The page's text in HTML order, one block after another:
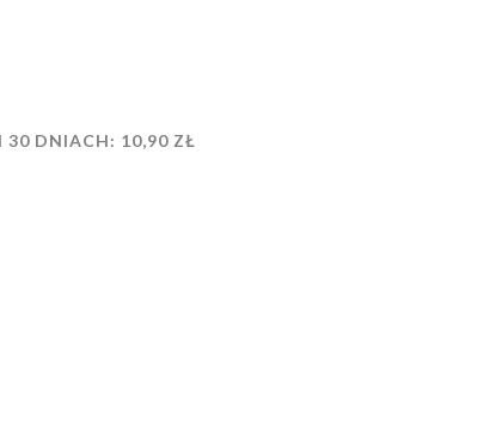
30 DNIACH: 10,90 ZŁ